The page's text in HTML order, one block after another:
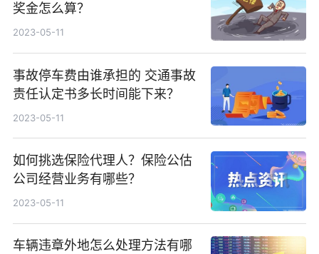
奖金怎么算？
2023-05-11
事故停车费由谁承担的 交通事故
责任认定书多长时间能下来？
2023-05-11
如何挑选保险代理人？保险公估
公司经营业务有哪些？
2023-05-11
车辆违章外地怎么处理方法有哪